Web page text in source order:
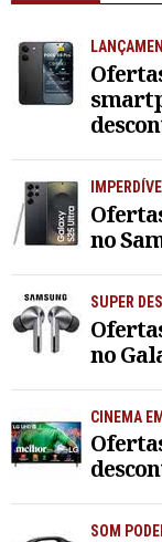
no
SUPER
no
CINEMA
SOM